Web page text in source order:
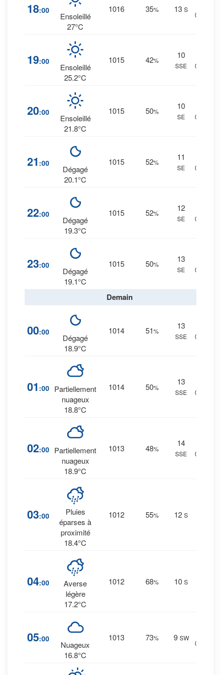
18:00
Ensoleillé
27°C
1016 35% 13 S
0 mm.
19:00
Ensoleillé
25.2°C
1015 42%
10
SSE
0 mm.
20:00
Ensoleillé
21.8°C
1015 50%
10
SE
0 mm.
21 :00
Dégagé
20.1°C
1015 52%
11
SE
0 mm.
22:00
Dégagé
19.3°C
1015 52%
12
SE
0 mm.
23:00
Dégagé
19.1°C
1015 50%
13
SE
0 mm.
Demain
00:00
Dégagé
18.9°C
1014 51%
13
SSE
0 mm.
01 :00 Partiellement
nuageux
18.8°C
1014 50%
13
SSE
0 mm.
02:00 Partiellement
nuageux
18.9°C
1013 48%
14
SSE
0 mm.
03:00
Pluies
éparses à
proximité
18.4°C
1012 55% 12 S
04:00
Averse
légère
17.2°C
1012 68% 10 S
05:00
Nuageux
16.8°C
1013 73% 9 SW
0 mm.